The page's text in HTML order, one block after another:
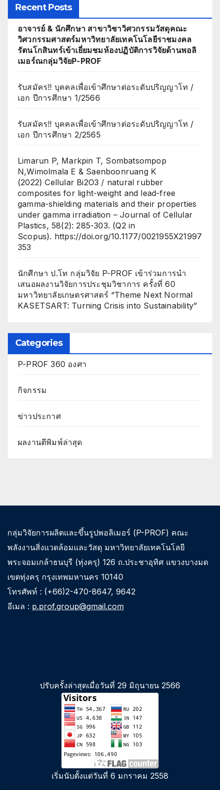
Recent Posts
อาจารย์ & นักศึกษา สาขาวิชาวิศวกรรมวัสดุคณะ
วิศวกรรมศาสตร์มหาวิทยาลัยเทคโนโลยีราชมงคล
รัตนโกสินทร์เข้าเยี่ยมชมห้องปฏิบัติการวิจัยด้านพอลิ
เมอร์ณกลุ่มวิจัยP-PROF
รับสมัคร!! บุคคลเพื่อเข้าศึกษาต่อระดับปริญญาโท /
เอก ปีการศึกษา 1/2566
รับสมัคร!! บุคคลเพื่อเข้าศึกษาต่อระดับปริญญาโท /
เอก ปีการศึกษา 2/2565
Limarun P, Markpin T, Sombatsompop
N,Wimolmala E & Saenboonruang K
(2022) Cellular Bi2O3 / natural rubber
composites for light-weight and lead-free
gamma-shielding materials and their properties
under gamma irradiation – Journal of Cellular
Plastics, 58(2): 285-303. (Q2 in
Scopus). https://doi.org/10.1177/0021955X21997
353
นักศึกษา ป.โท กลุ่มวิจัย P-PROF เข้าร่วมการนำ
เสนอผลงานวิจัยการประชุมวิชาการ ครั้งที่ 60
มหาวิทยาลัยเกษตรศาสตร์ “Theme Next Normal
KASETSART: Turning Crisis into Sustainability”
Categories
P-PROF 360 องศา
กิจกรรม
ข่าวประกาศ
ผลงานตีพิมพ์ล่าสุด
กลุ่มวิจัยการผลิตและขึ้นรูปพอลิเมอร์ (P-PROF) คณะ
พลังงานสิ่งแวดล้อมและวัสดุ มหาวิทยาลัยเทคโนโลยี
พระจอมเกล้าธนบุรี (ทุ่งครุ) 126 ถ.ประชาอุทิศ แขวงบางมด
เขตทุ่งครุ กรุงเทพมหานคร 10140
โทรศัพท์ : (+66)2-470-8647, 9642
อีเมล : p.prof.group@gmail.com
ปรับครั้งล่าสุดเมื่อวันที่ 29 มิถุนายน 2566
เริ่มนับตั้งแต่วันที่ 6 มกราคม 2558